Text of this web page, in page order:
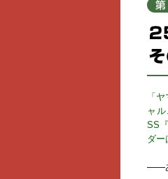
「
ャ
SS
ダー
――